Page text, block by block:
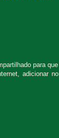
para que
adicionar no